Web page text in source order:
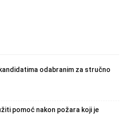
odabranim za stručno
pomoć nakon požara koji je